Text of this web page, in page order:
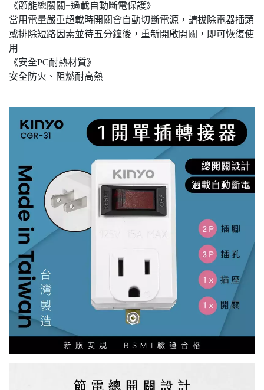
《節能總關關+過載自動斷電保護》
當用電量嚴重超載時開關會自動切斷電源，請拔除電器插頭
或排除短路因素並待五分鐘後，重新開啟開關，即可恢復使
用
《安全PC耐熱材質》
安全防火、阻燃耐高熱